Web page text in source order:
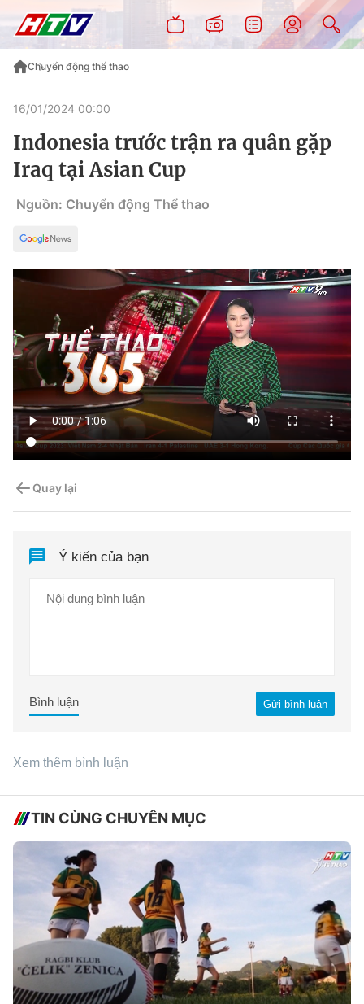
Chuyển động thể thao
16/01/2024 00:00
Indonesia trước trận ra quân gặp
Iraq tại Asian Cup
Nguồn: Chuyển động Thể thao
Quay lại
Ý kiến của bạn
Gửi bình luận
Bình luận
Xem thêm bình luận
TIN CÙNG CHUYÊN MỤC